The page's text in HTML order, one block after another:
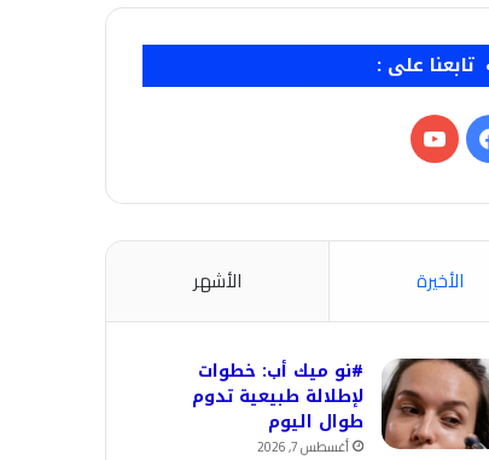
تابعنا على :
فيسبوك‫YouTube
الأخيرة الأشهر
#نو ميك أب: خطوات
لإطلالة طبيعية تدوم
طوال اليوم
أغسطس 7, 2026